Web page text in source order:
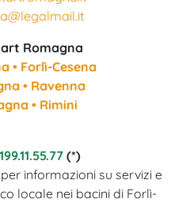
Romagna
• Forlì-Cesena
• Ravenna
• Rimini
199.11.55.77 (*)
informazioni su servizi e
locale nei bacini di Forlì-